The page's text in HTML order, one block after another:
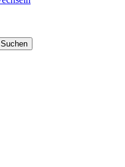
Suchen